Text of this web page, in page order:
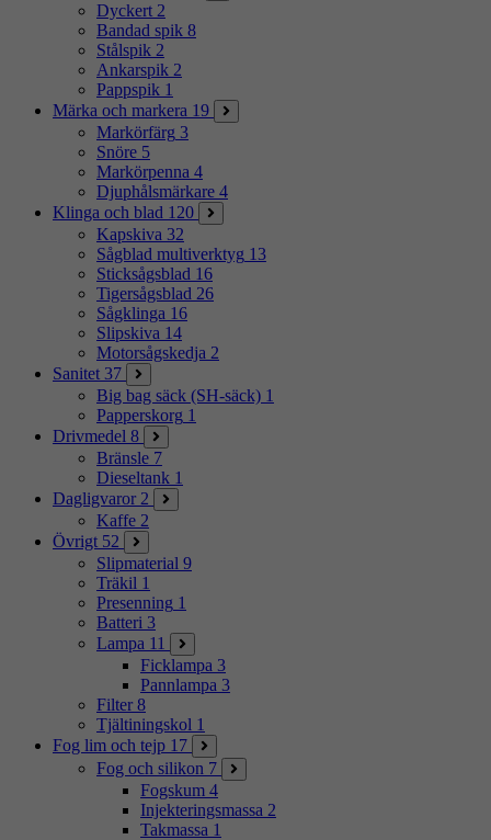
Dyckert 2
Bandad spik 8
Stålspik 2
Ankarspik 2
Pappspik 1
Märka och markera 19
Markörfärg 3
Snöre 5
Markörpenna 4
Djuphålsmärkare 4
Klinga och blad 120
Kapskiva 32
Sågblad multiverktyg 13
Sticksågsblad 16
Tigersågsblad 26
Sågklinga 16
Slipskiva 14
Motorsågskedja 2
Sanitet 37
Big bag säck (SH-säck) 1
Papperskorg 1
Drivmedel 8
Bränsle 7
Dieseltank 1
Dagligvaror 2
Kaffe 2
Övrigt 52
Slipmaterial 9
Träkil 1
Presenning 1
Batteri 3
Lampa 11
Ficklampa 3
Pannlampa 3
Filter 8
Tjältiningskol 1
Fog lim och tejp 17
Fog och silikon 7
Fogskum 4
Injekteringsmassa 2
Takmassa 1